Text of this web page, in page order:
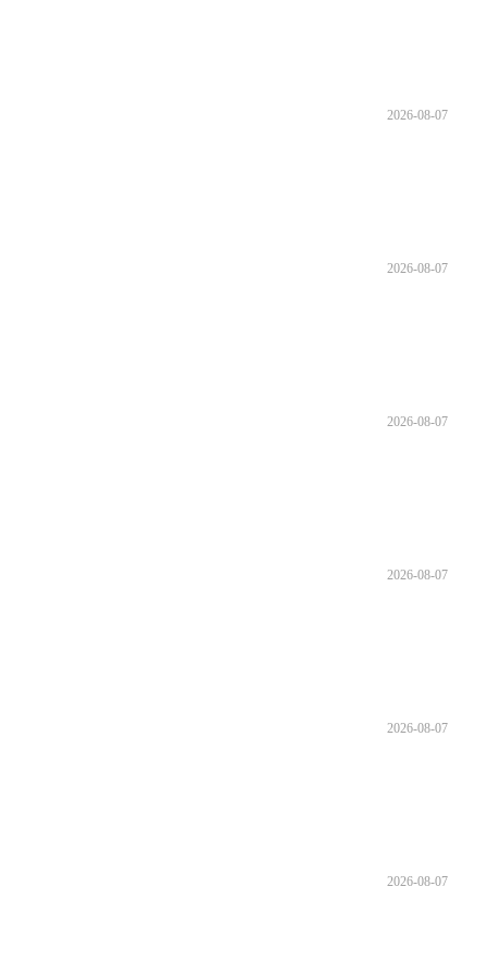
2026-08-07
2026-08-07
2026-08-07
2026-08-07
2026-08-07
2026-08-07